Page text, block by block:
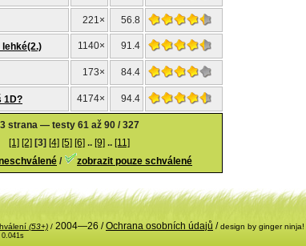
221× 56.8
lehké(2.) 1140× 91.4
173× 84.4
1D? 4174× 94.4
3 strana — testy 61 až 90 / 327
[1] [2] [3] [4] [5] [6] .. [9] .. [11]
/ zobrazit pouze schválené
(53+) / 2004—26 /Ochrana osobních údajů /design by ginger ninja!
0.041s